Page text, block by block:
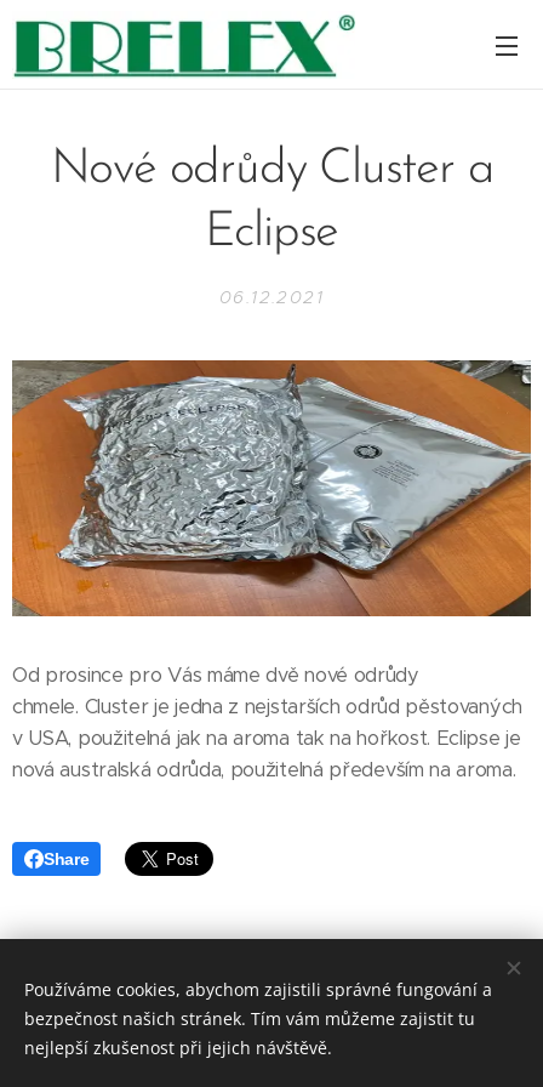
Nové odrůdy Cluster a
Eclipse
06.12.2021
Od prosince pro Vás máme dvě nové odrůdy
chmele. Cluster je jedna z nejstarších odrůd pěstovaných
v USA, použitelná jak na aroma tak na hořkost. Eclipse je
nová australská odrůda, použitelná především na aroma.
Share
© 2025 BRELEX, s. r. o.
Cookies
Používáme cookies, abychom zajistili správné fungování a
bezpečnost našich stránek. Tím vám můžeme zajistit tu
nejlepší zkušenost při jejich návštěvě.